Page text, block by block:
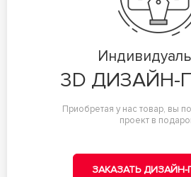
3D ДИЗАЙН-
Приобретая у нас товар, вы
проект в
ЗАКАЗАТЬ ДИЗАЙН-